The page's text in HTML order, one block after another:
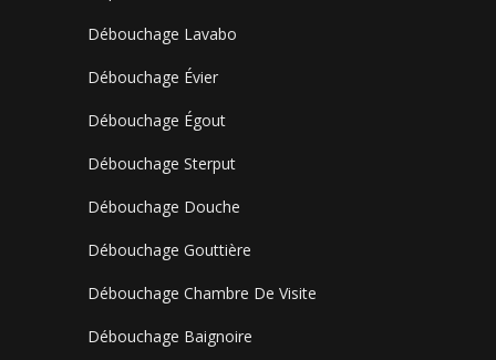
Débouchage Lavabo
Débouchage Évier
Débouchage Égout
Débouchage Sterput
Débouchage Douche
Débouchage Gouttière
Débouchage Chambre De Visite
Débouchage Baignoire